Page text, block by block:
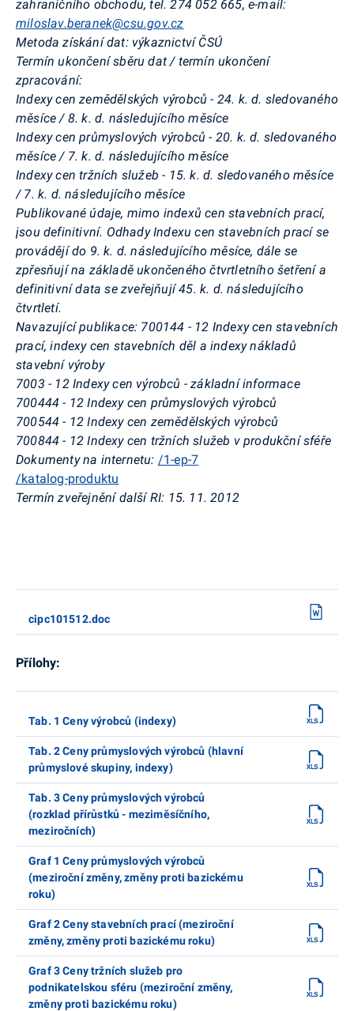
zahraničního obchodu, tel. 274 052 665, e-mail:
miloslav.beranek@csu.gov.cz
Metoda získání dat: výkaznictví ČSÚ
Termín ukončení sběru dat / termín ukončení
zpracování:
Indexy cen zemědělských výrobců - 24. k. d. sledovaného
měsíce / 8. k. d. následujícího měsíce
Indexy cen průmyslových výrobců - 20. k. d. sledovaného
měsíce / 7. k. d. následujícího měsíce
Indexy cen tržních služeb - 15. k. d. sledovaného měsíce
/ 7. k. d. následujícího měsíce
Publikované údaje, mimo indexů cen stavebních prací,
jsou definitivní. Odhady Indexu cen stavebních prací se
provádějí do 9. k. d. následujícího měsíce, dále se
zpřesňují na základě ukončeného čtvrtletního šetření a
definitivní data se zveřejňují 45. k. d. následujícího
čtvrtletí.
Navazující publikace: 700144 - 12 Indexy cen stavebních
prací, indexy cen stavebních děl a indexy nákladů
stavební výroby
7003 - 12 Indexy cen výrobců - základní informace
700444 - 12 Indexy cen průmyslových výrobců
700544 - 12 Indexy cen zemědělských výrobců
700844 - 12 Indexy cen tržních služeb v produkční sféře
Dokumenty na internetu: /1-ep-7
/katalog-produktu
Termín zveřejnění další RI: 15. 11. 2012
cipc101512.doc
Přílohy:
Tab. 1 Ceny výrobců (indexy)
Tab. 2 Ceny průmyslových výrobců (hlavní
průmyslové skupiny, indexy)
Tab. 3 Ceny průmyslových výrobců
(rozklad přírůstků - meziměsíčního,
meziročních)
Graf 1 Ceny průmyslových výrobců
(meziroční změny, změny proti bazickému
roku)
Graf 2 Ceny stavebních prací (meziroční
změny, změny proti bazickému roku)
Graf 3 Ceny tržních služeb pro
podnikatelskou sféru (meziroční změny,
změny proti bazickému roku)